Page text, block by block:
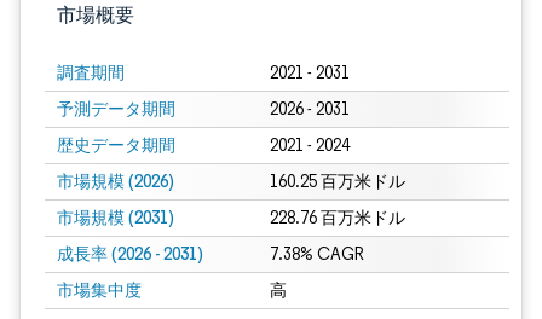
市場概要
調査期間 2021 - 2031
予測データ期間 2026 - 2031
歴史データ期間 2021 - 2024
市場規模 (2026) 160.25 百万米ドル
市場規模 (2031) 228.76 百万米ドル
成長率 (2026 - 2031) 7.38% CAGR
市場集中度 高